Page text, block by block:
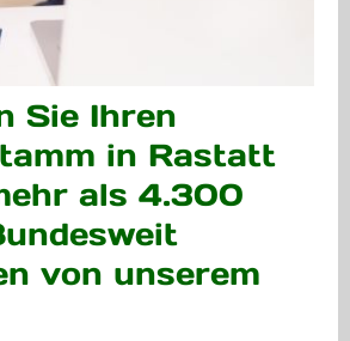
Sie Ihren
in Rastatt
als 4.300
von unserem